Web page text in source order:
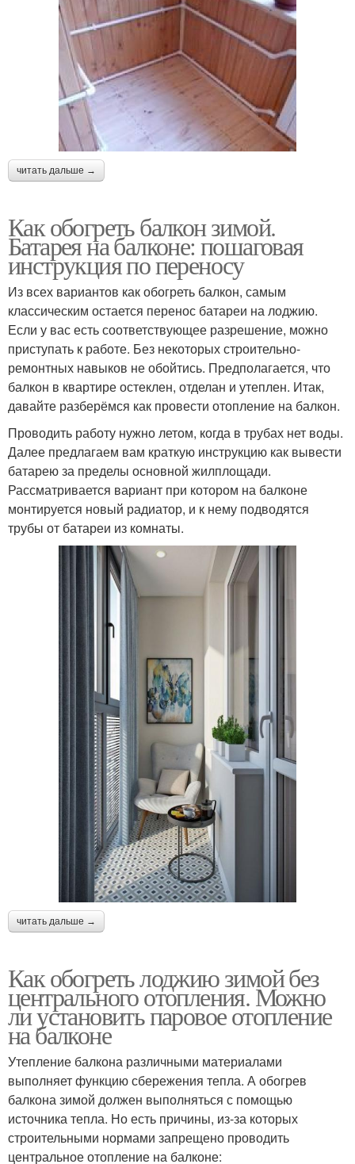
читать дальше →
Как обогреть балкон зимой.
Батарея на балконе: пошаговая
инструкция по переносу
Из всех вариантов как обогреть балкон, самым
классическим остается перенос батареи на лоджию.
Если у вас есть соответствующее разрешение, можно
приступать к работе. Без некоторых строительно-
ремонтных навыков не обойтись. Предполагается, что
балкон в квартире остеклен, отделан и утеплен. Итак,
давайте разберёмся как провести отопление на балкон.
Проводить работу нужно летом, когда в трубах нет воды.
Далее предлагаем вам краткую инструкцию как вывести
батарею за пределы основной жилплощади.
Рассматривается вариант при котором на балконе
монтируется новый радиатор, и к нему подводятся
трубы от батареи из комнаты.
читать дальше →
Как обогреть лоджию зимой без
центрального отопления. Можно
ли установить паровое отопление
на балконе
Утепление балкона различными материалами
выполняет функцию сбережения тепла. А обогрев
балкона зимой должен выполняться с помощью
источника тепла. Но есть причины, из-за которых
строительными нормами запрещено проводить
центральное отопление на балконе: